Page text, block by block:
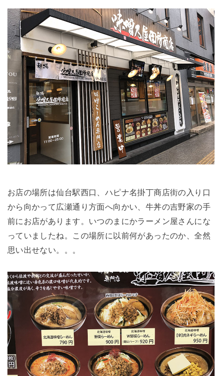
お店の場所は仙台駅西口、ハピナ名掛丁商店街の入り口
から向かって広瀬通り方面へ向かい、牛丼の吉野家の手
前にお店があります。いつのまにかラーメン屋さんにな
っていましたね。この場所に以前何があったのか、全然
思い出せない。。。